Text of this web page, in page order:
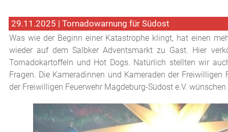
29.11.2025 | Tornadowarnung für Südost
Was wie der Beginn einer Katastrophe klingt, hat einen
wieder auf dem Salbker Adventsmarkt zu Gast. Hier
Tornadokartoffeln und Hot Dogs. Natürlich stellten wir
Fragen. Die Kameradinnen und Kameraden der
der Freiwilligen Feuerwehr Magdeburg-Südost e.V.